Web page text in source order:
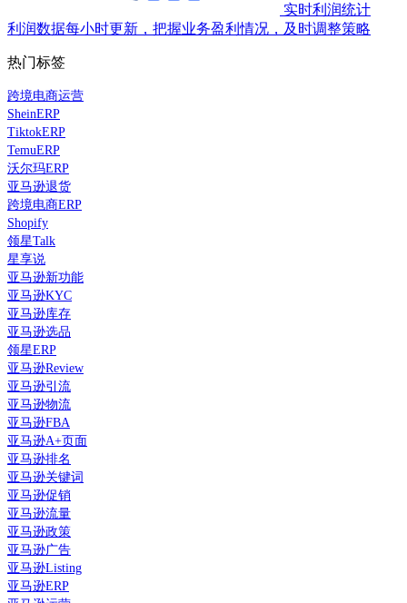
实时利润统计
利润数据每小时更新，把握业务盈利情况，及时调整策略
热门标签
跨境电商运营
SheinERP
TiktokERP
TemuERP
沃尔玛ERP
亚马逊退货
跨境电商ERP
Shopify
领星Talk
星享说
亚马逊新功能
亚马逊KYC
亚马逊库存
亚马逊选品
领星ERP
亚马逊Review
亚马逊引流
亚马逊物流
亚马逊FBA
亚马逊A+页面
亚马逊排名
亚马逊关键词
亚马逊促销
亚马逊流量
亚马逊政策
亚马逊广告
亚马逊Listing
亚马逊ERP